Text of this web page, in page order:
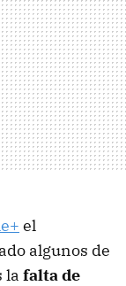
el
algunos de
la falta de